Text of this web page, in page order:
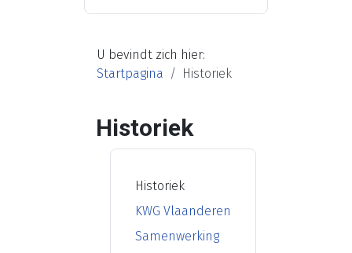
U bevindt zich hier:
Startpagina
Historiek
Historiek
Historiek
KWG Vlaanderen
Samenwerking